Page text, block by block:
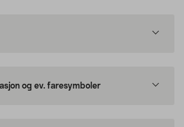
og ev. faresymboler